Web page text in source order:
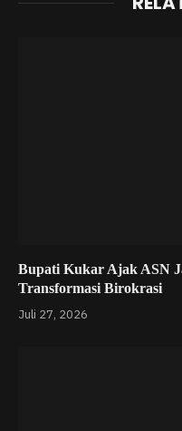
Bupati Kukar Ajak ASN
Transformasi Birokrasi
Juli 27, 2026